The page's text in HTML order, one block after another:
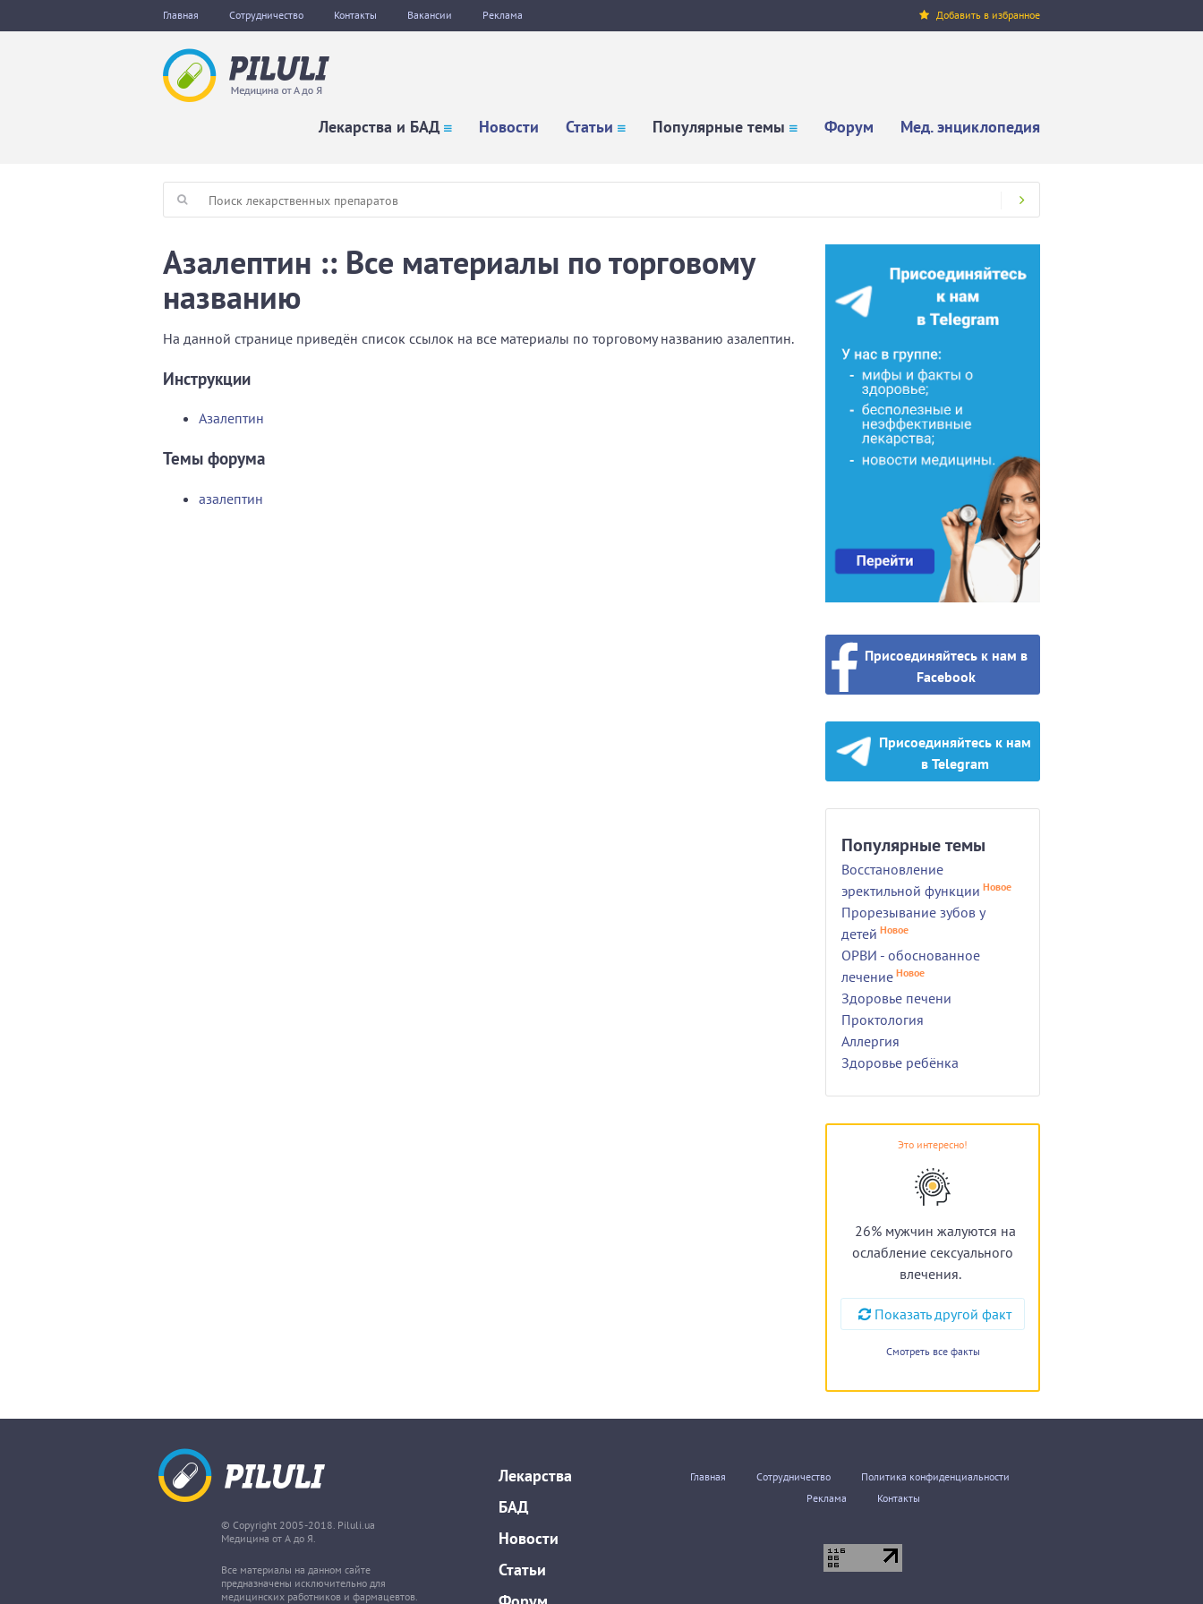
Главная Сотрудничество Контакты Вакансии Реклама Добавить в избранное
Лекарства и БАД Новости Статьи Популярные темы Форум Мед. энциклопедия
Азалептин :: Все материалы по торговому
названию
На данной странице приведён список ссылок на все материалы по торговому названию азалептин.
Инструкции
Азалептин
Темы форума
азалептин
Присоединяйтесь к нам в
Facebook
Присоединяйтесь к нам
в Telegram
Популярные темы
Восстановление
эректильной функции Новое
Прорезывание зубов у
детей Новое
ОРВИ - обоснованное
лечение Новое
Здоровье печени
Проктология
Аллергия
Здоровье ребёнка
Это интересно!
26% мужчин жалуются на
ослабление сексуального
влечения.
Показать другой факт
Смотреть все факты
© Copyright 2005-2018. Piluli.ua
Медицина от А до Я.
Все материалы на данном сайте
предназначены исключительно для
медицинских работников и фармацевтов.
Лекарства
БАД
Новости
Статьи
Главная Сотрудничество
Политика конфиденциальности
Реклама
Контакты